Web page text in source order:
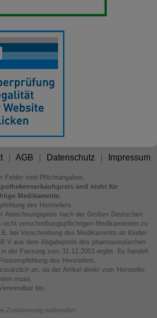
AGB Datenschutz Impressum
Felder sind Pflichtangaben.
und nicht für
Medikamente.
des Herstellers.
Abrechnungspreis nach der Großen Deutschen
verschreibungspflichtigen Medikamenten zu
bei Verschreibung des Medikaments an Kinder
V aus dem Abgabepreis des pharmazeutischen
der Fassung zum 31.12.2003 ergibt. Es handelt
des Herstellers.
an, da der Artikel direkt vom Hersteller
muss.
bis.
Zustimmung widerrufen